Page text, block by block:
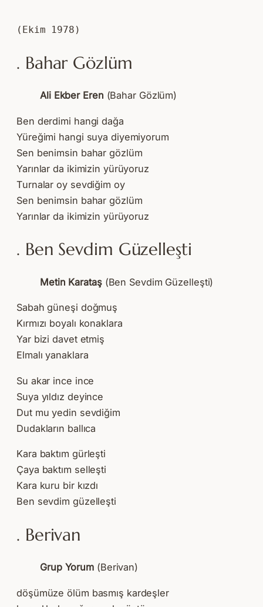
(Ekim 1978)
. Bahar Gözlüm
Ali Ekber Eren (Bahar Gözlüm)
Ben derdimi hangi dağa
Yüreğimi hangi suya diyemiyorum
Sen benimsin bahar gözlüm
Yarınlar da ikimizin yürüyoruz
Turnalar oy sevdiğim oy
Sen benimsin bahar gözlüm
Yarınlar da ikimizin yürüyoruz
. Ben Sevdim Güzelleşti
Metin Karataş(Ben Sevdim Güzelleşti)
Sabah güneşi doğmuş
Kırmızı boyalı konaklara
Yar bizi davet etmiş
Elmalı yanaklara
Su akar ince ince
Suya yıldız deyince
Dut mu yedin sevdiğim
Dudakların ballıca
Kara baktım gürleşti
Çaya baktım selleşti
Kara kuru bir kızdı
Ben sevdim güzelleşti
. Berivan
Grup Yorum (Berivan)
döşümüze ölüm basmış kardeşler